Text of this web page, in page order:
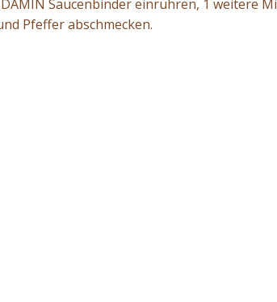
Saucenbinder einrühren, 1 weitere
Pfeffer abschmecken.